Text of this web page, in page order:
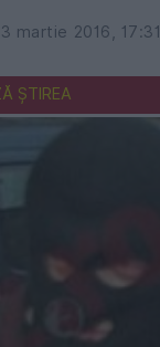
martie 2016, 17:31
ȘTIREA